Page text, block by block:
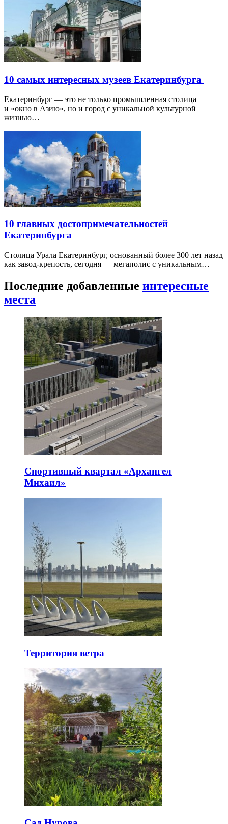
10 самых интересных музеев Екатеринбурга
Екатеринбург — это не только промышленная столица
и «окно в Азию», но и город с уникальной культурной
жизнью…
10 главных достопримечательностей
Екатеринбурга
Столица Урала Екатеринбург, основанный более 300 лет назад
как завод-крепость, сегодня — мегаполис с уникальным…
Последние добавленные интересные
места
Спортивный квартал «Архангел
Михаил»
Территория ветра